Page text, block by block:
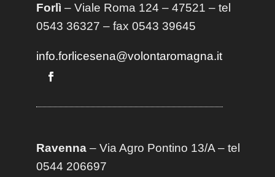
Forlì – Viale Roma 124 – 47521 – tel
0543 36327 – fax 0543 39645
info.forlicesena@volontaromagna.it
Ravenna– Via Agro Pontino 13/A– tel
0544 206697